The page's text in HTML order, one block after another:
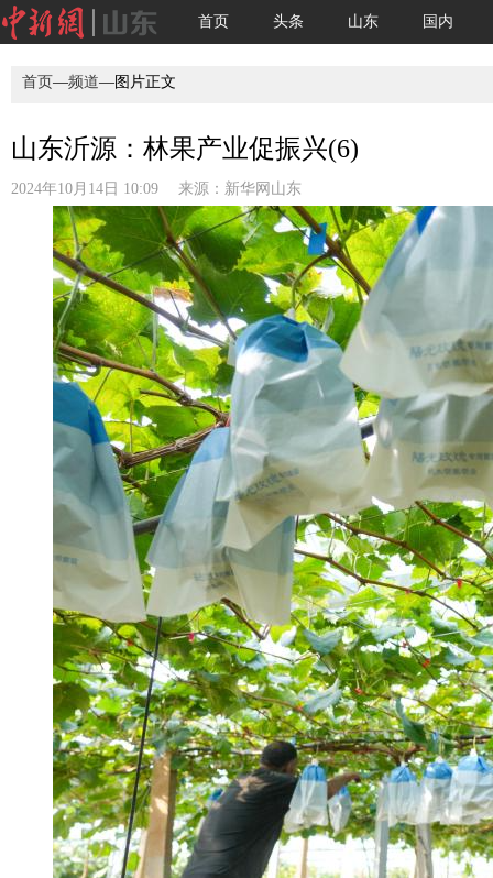
首页 头条 山东 国内
首页—频道—图片正文
山东沂源：林果产业促振兴(6)
2024年10月14日 10:09 来源： 新华网山东